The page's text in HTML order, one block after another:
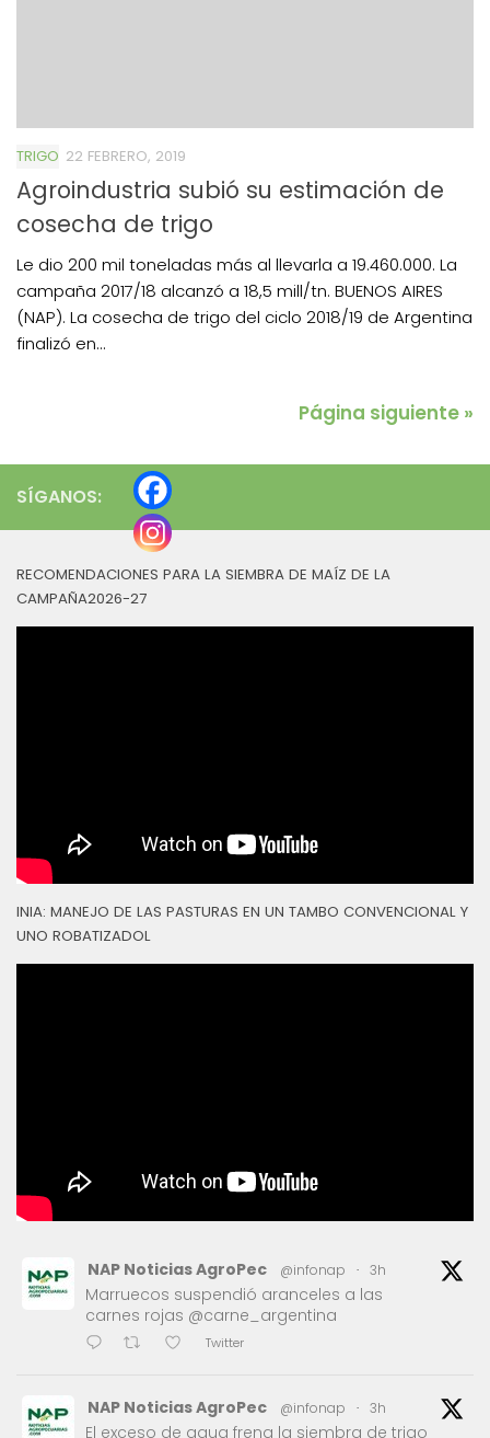
TRIGO 22 FEBRERO, 2019
Agroindustria subió su estimación de
cosecha de trigo
Le dio 200 mil toneladas más al llevarla a 19.460.000. La
campaña 2017/18 alcanzó a 18,5 mill/tn. BUENOS AIRES
(NAP). La cosecha de trigo del ciclo 2018/19 de Argentina
finalizó en...
Página siguiente »
SÍGANOS:
RECOMENDACIONES PARA LA SIEMBRA DE MAÍZ DE LA
CAMPAÑA2026-27
INIA: MANEJO DE LAS PASTURAS EN UN TAMBO CONVENCIONAL Y
UNO ROBATIZADOL
NAP Noticias AgroPec @infonap · 3h
Marruecos suspendió aranceles a las
carnes rojas @carne_argentina
Twitter
NAP Noticias AgroPec @infonap · 3h
El exceso de agua frena la siembra de trigo